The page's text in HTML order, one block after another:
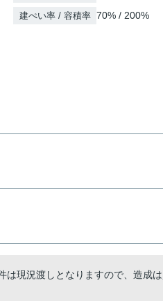
建ぺい率 / 容積率 70% / 200%
現況渡しとなりますので、造成